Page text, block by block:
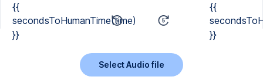
{{
secondsToHumanTime(time)
}}
{{
}}
Select Audio file